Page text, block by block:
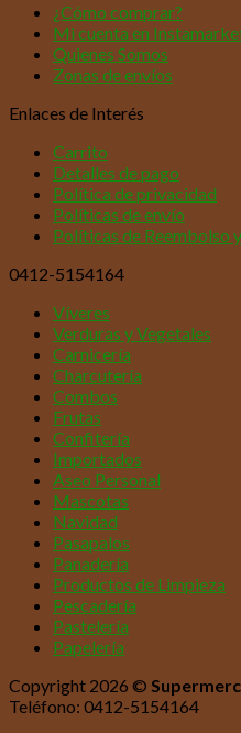
¿Cómo comprar?
Mi cuenta en
Quienes Somos
Zonas de envíos
Enlaces de Interés
Carrito
Detalles de pago
Política de privacidad
Políticas de envío
Políticas de Reembolso
0412-5154164
Víveres
Verduras y Vegetales
Carnicería
Charcutería
Combos
Frutas
Confitería
Importados
Aseo Personal
Mascotas
Navidad
Pasapalos
Panadería
Productos de Limpieza
Pescadería
Pastelería
Papelería
Copyright 2026 ©
Teléfono: 0412-5154164